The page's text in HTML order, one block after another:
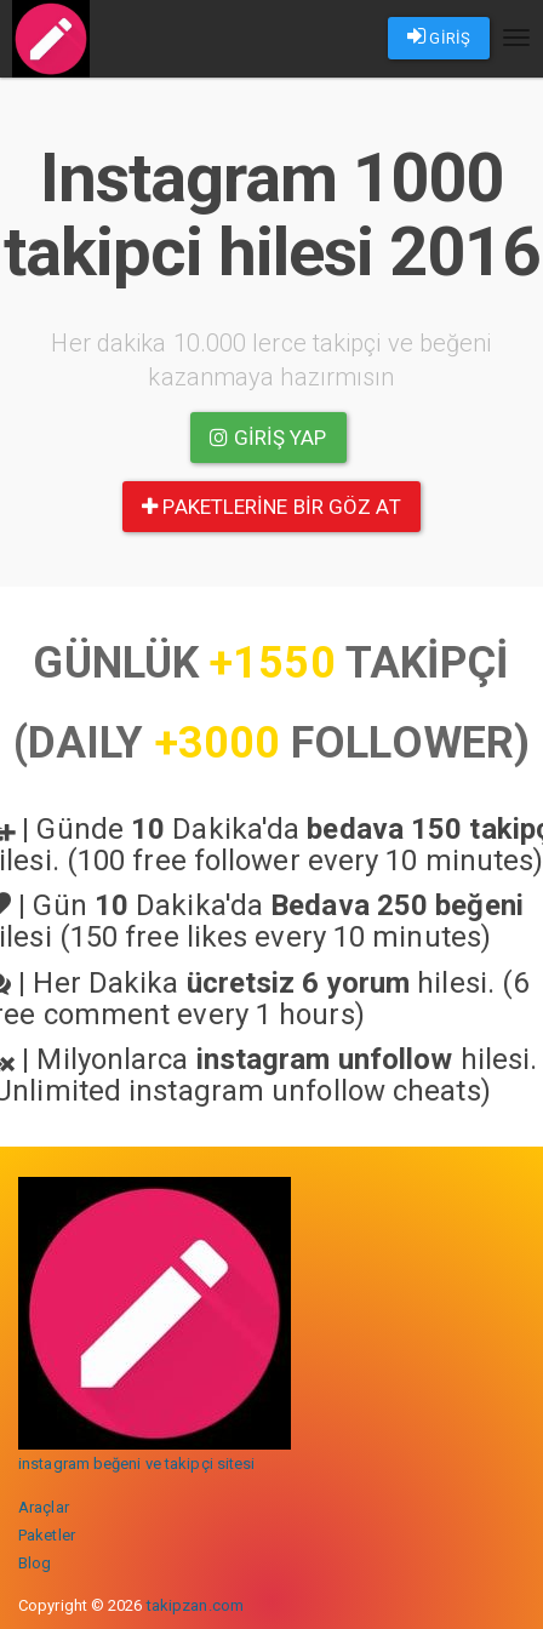
GİRİŞ
Instagram 1000
takipci hilesi 2016
Her dakika 10.000 lerce takipçi ve beğeni
kazanmaya hazırmısın
GIRIŞ YAP
PAKETLERINE BIR GÖZ AT
GÜNLÜK+1550 TAKİPÇİ
(DAILY +3000 FOLLOWER)
| Günde 10 Dakika'da bedava 150
(100 free follower every 10 minutes)
| Gün 10 Dakika'da Bedava 250 beğeni
(150 free likes every 10 minutes)
| Her Dakika ücretsiz 6 yorum hilesi. (6
comment every 1 hours)
| Milyonlarca instagram unfollow hilesi.
instagram unfollow cheats)
instagram beğeni ve takipçi sitesi
Araçlar
Paketler
Blog
Copyright © 2026takipzan.com